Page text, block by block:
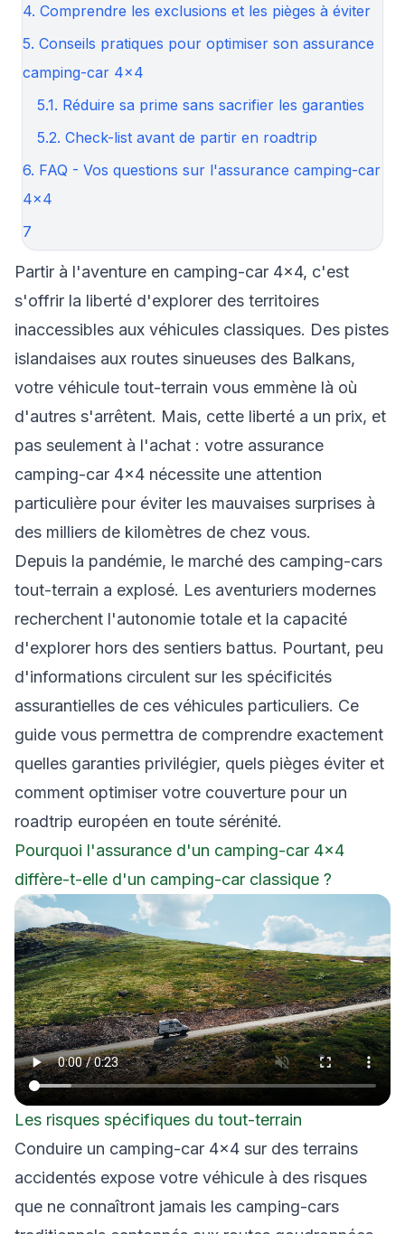
4. Comprendre les exclusions et les pièges à éviter
5. Conseils pratiques pour optimiser son assurance
camping-car 4×4
5.1. Réduire sa prime sans sacrifier les garanties
5.2. Check-list avant de partir en roadtrip
6. FAQ - Vos questions sur l'assurance camping-car
4×4
7
Partir à l'aventure en camping-car 4×4, c'est
s'offrir la liberté d'explorer des territoires
inaccessibles aux véhicules classiques. Des pistes
islandaises aux routes sinueuses des Balkans,
votre véhicule tout-terrain vous emmène là où
d'autres s'arrêtent. Mais, cette liberté a un prix, et
pas seulement à l'achat : votre assurance
camping-car 4×4 nécessite une attention
particulière pour éviter les mauvaises surprises à
des milliers de kilomètres de chez vous.
Depuis la pandémie, le marché des camping-cars
tout-terrain a explosé. Les aventuriers modernes
recherchent l'autonomie totale et la capacité
d'explorer hors des sentiers battus. Pourtant, peu
d'informations circulent sur les spécificités
assurantielles de ces véhicules particuliers. Ce
guide vous permettra de comprendre exactement
quelles garanties privilégier, quels pièges éviter et
comment optimiser votre couverture pour un
roadtrip européen en toute sérénité.
Pourquoi l'assurance d'un camping-car 4×4
diffère-t-elle d'un camping-car classique ?
Les risques spécifiques du tout-terrain
Conduire un camping-car 4×4 sur des terrains
accidentés expose votre véhicule à des risques
que ne connaîtront jamais les camping-cars